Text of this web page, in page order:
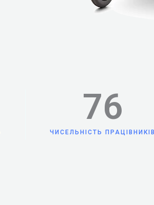
ЧИСЕЛЬНІСТЬ ПРАЦІВНИКІВ
76